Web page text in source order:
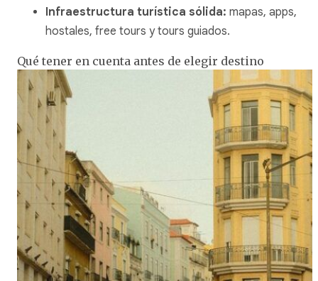
Infraestructura turística sólida: mapas, apps,
hostales, free tours y tours guiados.
Qué tener en cuenta antes de elegir destino